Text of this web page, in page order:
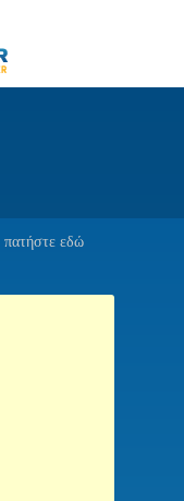
πατήστε εδώ